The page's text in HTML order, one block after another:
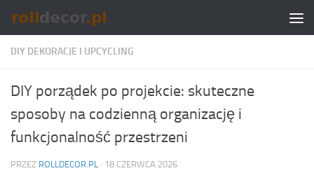
Skip to content
DIY DEKORACJE I UPCYCLING
DIY porządek po projekcie: skuteczne
sposoby na codzienną organizację i
funkcjonalność przestrzeni
PRZEZ ROLLDECOR.PL · 18 CZERWCA 2026